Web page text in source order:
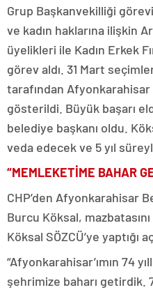
Grup Başkanvekilliği
ve kadın haklarına ilişkin
üyelikleri ile Kadın Erkek
görev aldı. 31 Mart
tarafından Afyonkarahisar
gösterildi. Büyük başarı
belediye başkanı oldu.
veda edecek ve 5 yıl
“MEMLEKETİME BAHAR
CHP’den Afyonkarahisar
Burcu Köksal,
Köksal SÖZCÜ’ye yaptığı
“Afyonkarahisar’ımın 74
şehrimize baharı getirdik.